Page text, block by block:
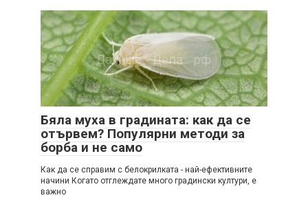
Бяла муха в градината: как да се
отървем? Популярни методи за
борба и не само
Как да се справим с белокрилката - най-ефективните
начини Когато отглеждате много градински култури, е
важно